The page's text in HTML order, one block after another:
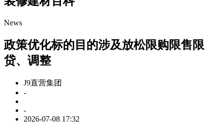
News
政策优化标的目的涉及放松限购限售限
贷、调整
J9直营集团
-
-
2026-07-08 17:32